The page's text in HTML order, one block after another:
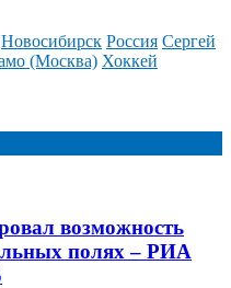
Новосибирск Россия Сергей
(Москва) Хоккей
возможность
полях – РИА